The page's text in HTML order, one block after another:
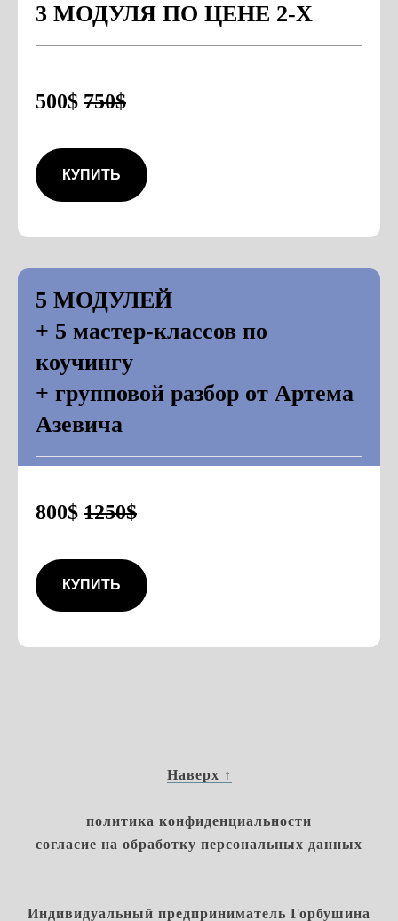
3 МОДУЛЯ ПО ЦЕНЕ 2-Х
500$ 750$
КУПИТЬ
5 МОДУЛЕЙ
+ 5 мастер-классов по
коучингу
+ групповой разбор от Артема
Азевича
800$ 1250$
КУПИТЬ
Наверх ↑
политика конфиденциальности
согласие на обработку персональных данных
Индивидуальный предприниматель Горбушина